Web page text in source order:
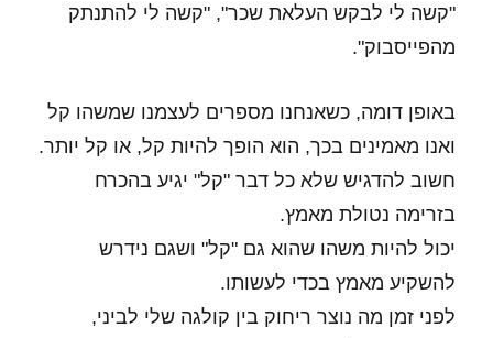
"קשה לי לבקש העלאת שכר", "קשה לי להתנתק
מהפייסבוק".
באופן דומה, כשאנחנו מספרים לעצמנו שמשהו קל
ואנו מאמינים בכך, הוא הופך להיות קל, או קל יותר.
חשוב להדגיש שלא כל דבר "קל" יגיע בהכרח
בזרימה נטולת מאמץ.
יכול להיות משהו שהוא גם "קל" ושגם נידרש
להשקיע מאמץ בכדי לעשותו.
לפני זמן מה נוצר ריחוק בין קולגה שלי לביני,